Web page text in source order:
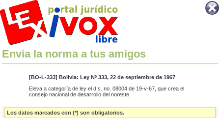
Envía la norma a tus amigos
[BO-L-333] Bolivia: Ley Nº 333, 22 de septiembre de 1967
Eleva a categoría de ley el d.s. no. 08004 de 19-v-67, que crea el
consejo nacional de desarrollo del noreste
Los datos marcados con (*) son obligatorios.